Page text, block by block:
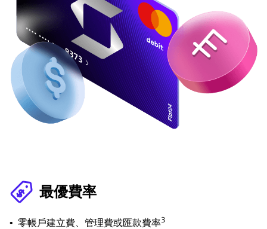
最優費率
• 零帳戶建立費、管理費或匯款費率3